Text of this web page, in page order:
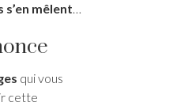
s’en mêlent…
qui vous
cette